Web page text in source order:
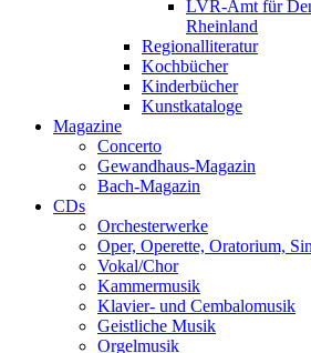
LVR-Amt für
Rheinland
Regionalliteratur
Kochbücher
Kinderbücher
Kunstkataloge
Magazine
Concerto
Gewandhaus-Magazin
Bach-Magazin
CDs
Orchesterwerke
Oper, Operette, Oratorium,
Vokal/Chor
Kammermusik
Klavier- und Cembalomusik
Geistliche Musik
Orgelmusik